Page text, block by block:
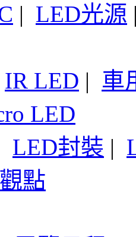
| LED光源
IR LED | 車
LED
LED封裝 |
點